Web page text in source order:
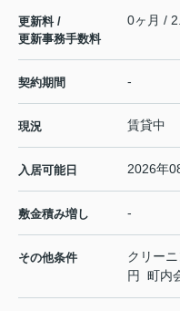
更新料 /
更新事務手数料
0ヶ月 /
契約期間 -
現況 賃貸中
入居可能日 2026年
敷金積み増し -
その他条件
クリー
円 町内